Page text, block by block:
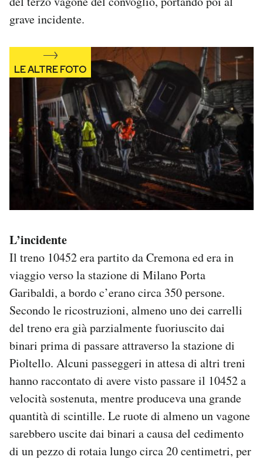
grave incidente.
L’incidente
Il treno 10452 era partito da Cremona ed era in
viaggio verso la stazione di Milano Porta
Garibaldi, a bordo c’erano circa 350 persone.
Secondo le ricostruzioni, almeno uno dei carrelli
del treno era già parzialmente fuoriuscito dai
binari prima di passare attraverso la stazione di
Pioltello. Alcuni passeggeri in attesa di altri treni
hanno raccontato di avere visto passare il 10452 a
velocità sostenuta, mentre produceva una grande
quantità di scintille. Le ruote di almeno un vagone
sarebbero uscite dai binari a causa del cedimento
di un pezzo di rotaia lungo circa 20 centimetri, per